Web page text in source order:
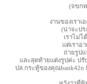
(จขก
งานของเรา
(น่าจะป
เราไม่ไ
เเต่เรา
ถ่ายรูป
และสุดท้ายเเต่งรูปค่ะ ป
ปล.กระทู้ของคุณbank42n